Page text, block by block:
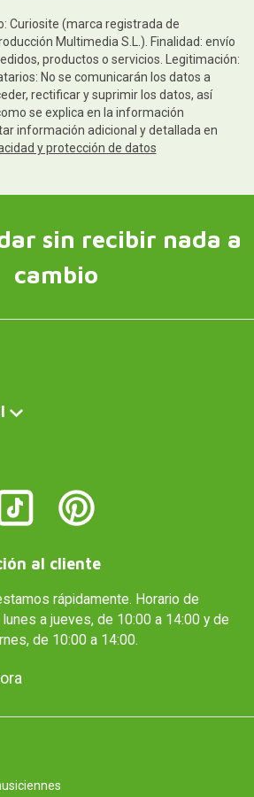
Curiosite (marca registrada de
Multimedia S.L.). Finalidad: envío
productos o servicios. Legitimación:
No se comunicarán los datos a
rectificar y suprimir los datos, así
se explica en la información
información adicional y detallada en
y protección de datos
sin recibir nada a
cambio
al cliente
rápidamente. Horario de
a jueves, de 10:00 a 14:00 y de
de 10:00 a 14:00.